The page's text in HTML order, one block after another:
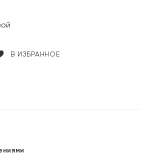
В ИЗБРАННОЕ